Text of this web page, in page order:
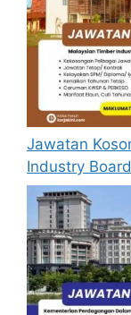
akaun
Calon
yang
yang
tidak
sah.
Jawatan
Industry Board